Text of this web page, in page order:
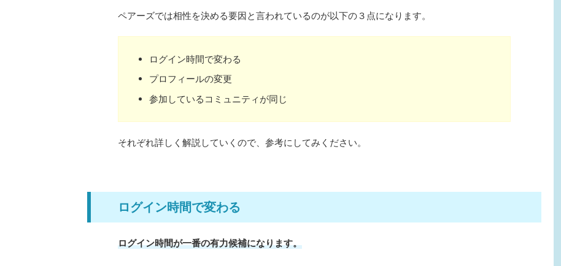
ペアーズでは相性を決める要因と言われているのが以下の３点になります。
ログイン時間で変わる
プロフィールの変更
参加しているコミュニティが同じ
それぞれ詳しく解説していくので、参考にしてみください。
ログイン時間で変わる
ログイン時間が一番の有力候補になります。